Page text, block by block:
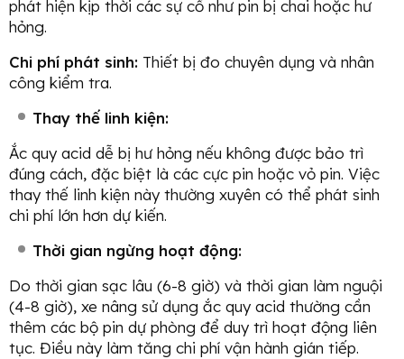
phát hiện kịp thời các sự cố như pin bị chai hoặc hư
hỏng.
Chi phí phát sinh: Thiết bị đo chuyên dụng và nhân
công kiểm tra.
Thay thế linh kiện:
Ắc quy acid dễ bị hư hỏng nếu không được bảo trì
đúng cách, đặc biệt là các cực pin hoặc vỏ pin. Việc
thay thế linh kiện này thường xuyên có thể phát sinh
chi phí lớn hơn dự kiến.
Thời gian ngừng hoạt động:
Do thời gian sạc lâu (6-8 giờ) và thời gian làm nguội
(4-8 giờ), xe nâng sử dụng ắc quy acid thường cần
thêm các bộ pin dự phòng để duy trì hoạt động liên
tục. Điều này làm tăng chi phí vận hành gián tiếp.